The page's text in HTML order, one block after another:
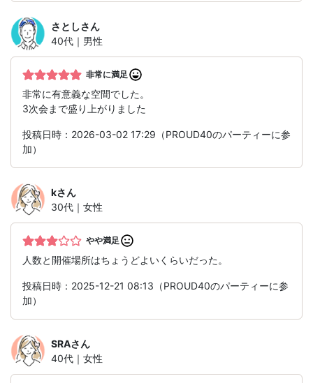
さとしさん
40代｜男性
非常に満足
非常に有意義な空間でした。
3次会まで盛り上がりました
投稿日時：2026-03-02 17:29（PROUD40のパーティーに参
加）
kさん
30代｜女性
やや満足
人数と開催場所はちょうどよいくらいだった。
投稿日時：2025-12-21 08:13（PROUD40のパーティーに参
加）
SRAさん
40代｜女性